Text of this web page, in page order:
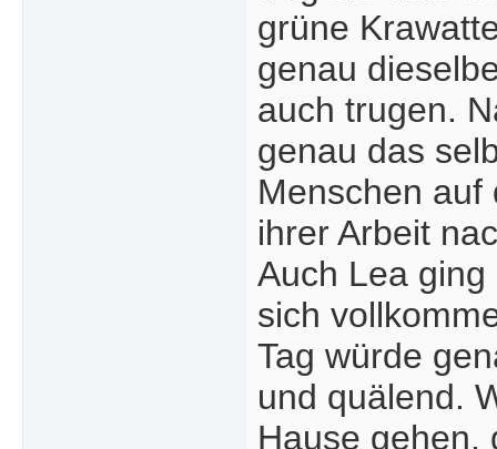
grüne
genau
auch trugen.
genau das
Menschen auf
ihrer Arbeit
Auch Lea
sich
Tag würde
und quälend.
Hause gehen,